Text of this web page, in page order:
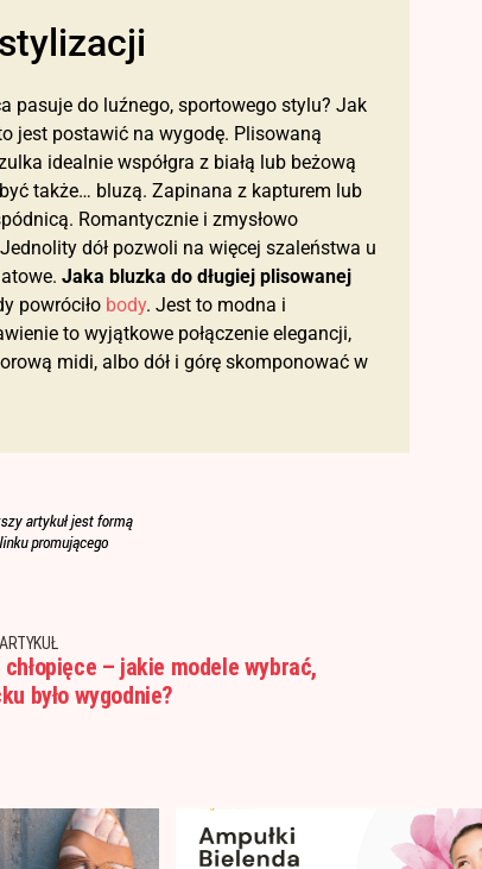
pasuje do luźnego, sportowego stylu? Jak
jest postawić na wygodę. Plisowaną
idealnie współgra z białą lub beżową
także… bluzą. Zapinana z kapturem lub
Romantycznie i zmysłowo
dół pozwoli na więcej szaleństwa u
Jaka bluzka do długiej plisowanej
powróciło body. Jest to modna i
to wyjątkowe połączenie elegancji,
midi, albo dół i górę skomponować w
chłopięce – jakie modele wybrać,
było wygodnie?